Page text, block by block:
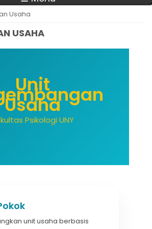
Usaha
USAHA
Unit
Usaha
Psikologi UNY
unit usaha berbasis